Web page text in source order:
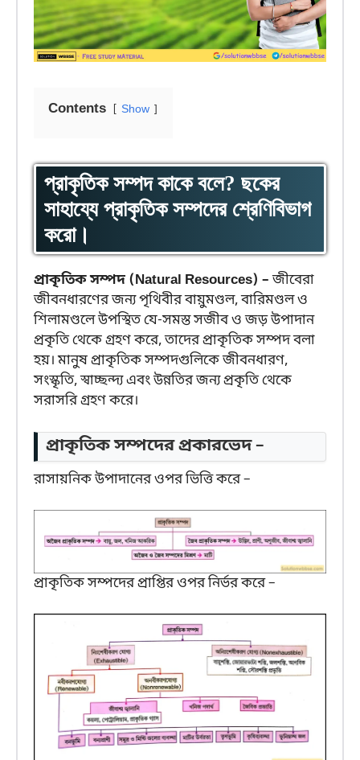
Contents Show
প্রাকৃতিক সম্পদ কাকে বলে? ছকের
সাহায্যে প্রাকৃতিক সম্পদের শ্রেণিবিভাগ
করো।
প্রাকৃতিক সম্পদ (Natural Resources) –জীবেরা
জীবনধারণের জন্য পৃথিবীর বায়ুমণ্ডল, বারিমণ্ডল ও
শিলামণ্ডলে উপস্থিত যে-সমস্ত সজীব ও জড় উপাদান
প্রকৃতি থেকে গ্রহণ করে, তাদের প্রাকৃতিক সম্পদ বলা
হয়। মানুষ প্রাকৃতিক সম্পদগুলিকে জীবনধারণ,
সংস্কৃতি, স্বাচ্ছন্দ্য এবং উন্নতির জন্য প্রকৃতি থেকে
সরাসরি গ্রহণ করে।
প্রাকৃতিক সম্পদের প্রকারভেদ –
রাসায়নিক উপাদানের ওপর ভিত্তি করে –
প্রাকৃতিক সম্পদের প্রাপ্তির ওপর নির্ভর করে –